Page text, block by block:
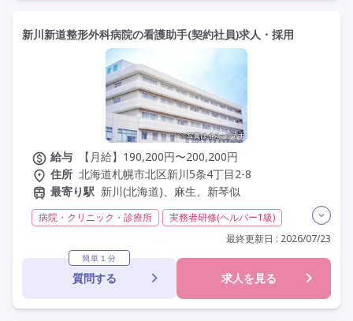
新川新道整形外科病院の看護助手(契約社員)求人・採用
給与
【月給】190,200円〜200,200円
住所 北海道札幌市北区新川5条4丁目2-8
最寄り駅 新川(北海道)、麻生、新琴似
病院・クリニック・診療所
実務者研修(ヘルパー1級)
夜勤なし
残業月20時間以内
残業ほぼなし 常勤
社会保険完備
交通費支給
学歴不問
車通勤可
最終更新日 : 2026/07/23
簡単１分
質問する 求人を見る